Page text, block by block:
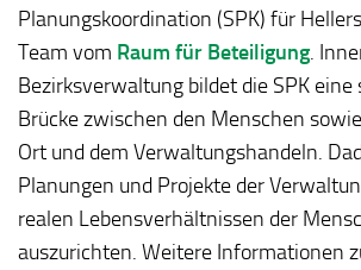
Planungskoordination (SPK) für
Team vom Raum für Beteiligung.
Bezirksverwaltung bildet die SPK
Brücke zwischen den Menschen
Ort und dem Verwaltungshandeln.
Planungen und Projekte der
realen Lebensverhältnissen der
auszurichten. Weitere Informationen